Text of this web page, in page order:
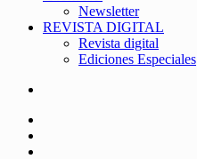
Newsletter
REVISTA DIGITAL
Revista digital
Ediciones Especiales